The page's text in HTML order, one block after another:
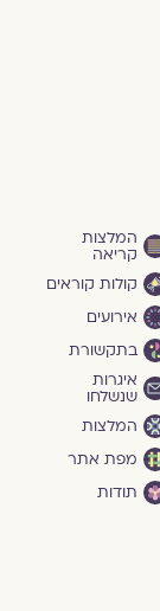
המלצות
קריאה
קולות קוראים
אירועים
בתקשורת
איגרות
שנשלחו
המלצות
מפת אתר
תודות